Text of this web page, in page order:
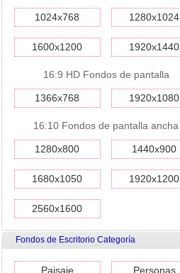
1024x768 1280x1024
1600x1200 1920x1440
16:9 HD Fondos de pantalla
1366x768 1920x1080
16:10 Fondos de pantalla ancha
1280x800 1440x900
1680x1050 1920x1200
2560x1600
Fondos de Escritorio Categoría
Paisaje Personas